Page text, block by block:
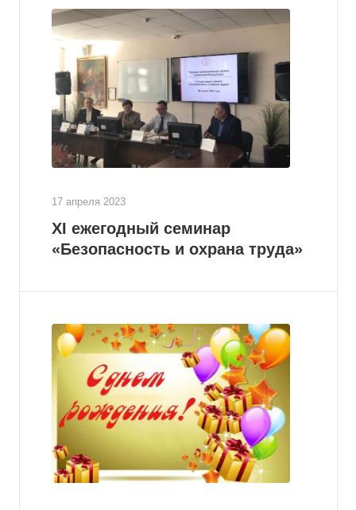
17 апреля 2023
XI ежегодный семинар
«Безопасность и охрана труда»